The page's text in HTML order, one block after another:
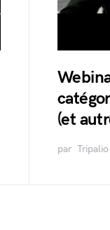
(et
par Tripalio